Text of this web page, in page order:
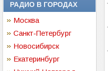
РАДИО В ГОРОДАХ
Москва
Санкт-Петербург
Новосибирск
Екатеринбург